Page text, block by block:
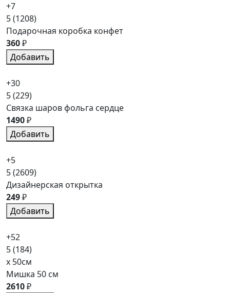
+7
5(1208)
Подарочная коробка конфет
360₽
Добавить
+30
5(229)
Связка шаров фольга сердце
1490₽
Добавить
+5
5(2609)
Дизайнерская открытка
249₽
Добавить
+52
5(184)
x 50см
Мишка 50 см
2610₽